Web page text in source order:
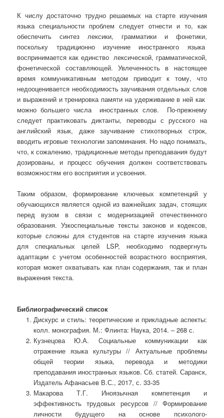
К числу достаточно трудно решаемых на старте изучения
языка специальности проблем следует отнести и то, как
обеспечить синтез лексики, грамматики и фонетики,
поскольку традиционно изучение иностранного языка
воспринимается как единство лексической, грамматической,
фонетической составляющей. Увлеченность в настоящее
время коммуникативным методом приводит к тому, что
недооценивается необходимость заучивания отдельных слов
и выражений и тренировка памяти на удерживание в ней как
можно большего числа иностранных слов. По-прежнему
следует практиковать диктанты, переводы с русского на
английский язык, даже заучивание стихотворных строк,
вводить игровые технологии запоминания. Но надо понимать,
что, к сожалению, традиционные методы преподавания будут
дозированы, и процесс обучения должен соответствовать
возможностям его восприятия и усвоения.
Таким образом, формирование ключевых компетенций у
обучающихся является одной из важнейших задач, стоящих
перед вузом в связи с модернизацией отечественного
образования. Узкоспециальные тексты законов и кодексов,
которые сложны для студентов на старте изучения языка
для специальных целей LSP, необходимо подвергнуть
адаптации с учетом особенностей возрастного восприятия,
которая может охватывать как план содержания, так и план
выражения текста.
Библиографический список
Дискурс и стиль: теоретические и прикладные аспекты:
колл. монография. М.: Флинта: Наука, 2014. – 268 с.
Кузнецова Ю.А. Социальные коммуникации как
отражение языка культуры // Актуальные проблемы
общей теории языка, перевода и методики
преподавания иностранных языков. Сб. статей. Саранск,
Издатель Афанасьев В.С., 2017, с. 33-35
Макарова Т.Г. Иноязычная компетенция и
эффективность трудовых ресурсов // Формирование
личности будущего на основе психолого-